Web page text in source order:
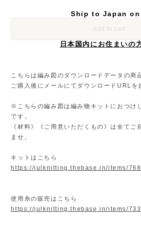
Ship to Japan
Add to cart
日本国内にお住まいの
こちらは編み図のダウンロードデータの商
ご購入後にメールにてダウンロードURLを
※こちらの編み図は編み物キットにおつけ
です。
《材料》《ご用意いただくもの》は全てご
ませ。
キットはこちら
https://julknitting.thebase.in/items/
使用糸の販売はこちら
https://julknitting.thebase.in/items/